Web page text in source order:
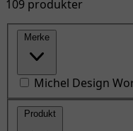
109 produkter
Merke
Michel Design
Produkt